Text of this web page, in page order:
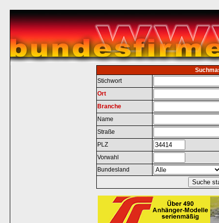
Stichwort
Ort
Branche
Name
Straße
PLZ
Vorwahl
Bundesland